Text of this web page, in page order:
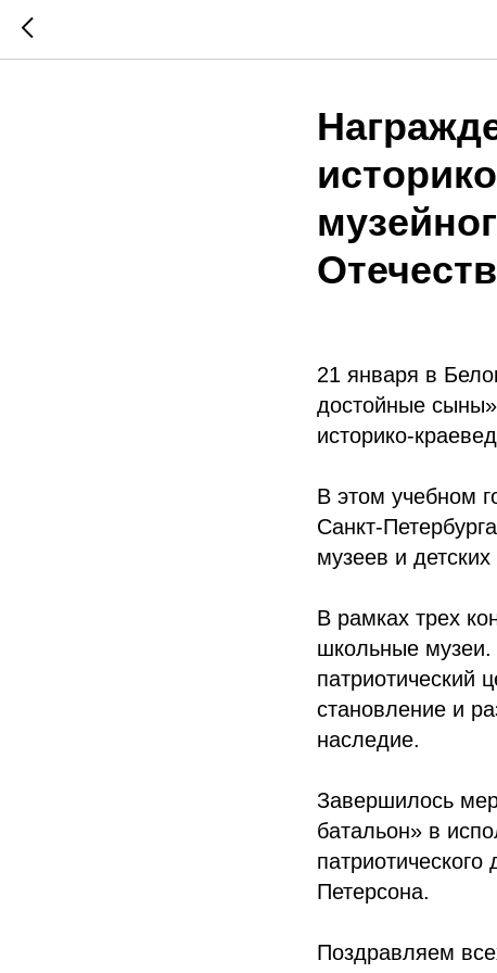
21 января в
достойные сыны»
историко-
В этом учебном
Санкт-
музеев и
В рамках трех
школьные музеи.
патриотический
становление и
наследие.
Завершилось
батальон» в
Петерсона.
Поздравляем